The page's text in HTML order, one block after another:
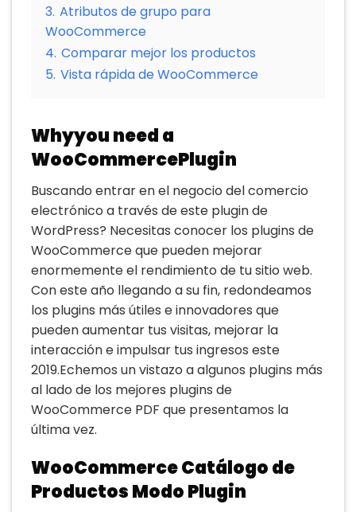
3. Atributos de grupo para
WooCommerce
4. Comparar mejor los productos
5. Vista rápida de WooCommerce
Whyyou need a
WooCommercePlugin
Buscando entrar en el negocio del comercio
electrónico a través de este plugin de
WordPress? Necesitas conocer los plugins de
WooCommerce que pueden mejorar
enormemente el rendimiento de tu sitio web.
Con este año llegando a su fin, redondeamos
los plugins más útiles e innovadores que
pueden aumentar tus visitas, mejorar la
interacción e impulsar tus ingresos este
2019.Echemos un vistazo a algunos plugins más
al lado de los mejores plugins de
WooCommerce PDF que presentamos la
última vez.
WooCommerce Catálogo de
Productos Modo Plugin